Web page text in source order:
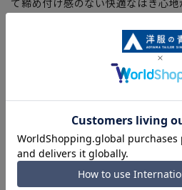
スはもちろん、普段使いとしても
家庭用洗濯機で洗濯ネットに入れて
■SMART BOOST
パンツのウエスト部分のアジャス
ウエスト周りの見た目も変わらず